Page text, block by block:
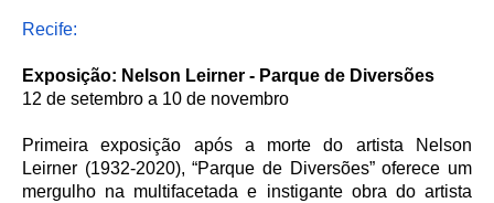
Recife:
Exposição: Nelson Leirner - Parque de Diversões
12 de setembro a 10 de novembro
Primeira exposição após a morte do artista Nelson
Leirner (1932-2020), “Parque de Diversões” oferece um
mergulho na multifacetada e instigante obra do artista